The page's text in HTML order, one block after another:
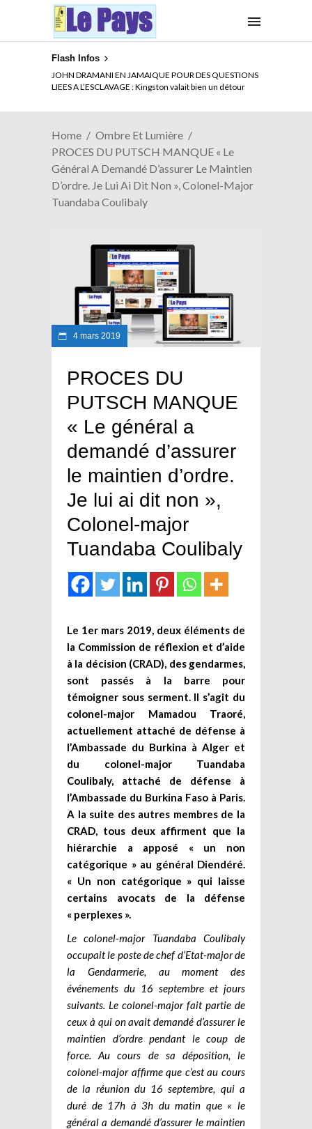
Flash Infos
ELECTION DE TALON A LA TETE DU SENAT BENINOIS :
Quand Patrice quitte le pouvoir sans partir !
Home
Ombre Et Lumière
PROCES DU PUTSCH MANQUE « Le
Général A Demandé D’assurer Le Maintien
D’ordre. Je Lui Ai Dit Non », Colonel-Major
Tuandaba Coulibaly
4 mars 2019
PROCES DU
PUTSCH MANQUE
« Le général a
demandé d’assurer
le maintien d’ordre.
Je lui ai dit non »,
Colonel-major
Tuandaba Coulibaly
Le 1er mars 2019, deux éléments de
la Commission de réflexion et d’aide
à la décision (CRAD), des gendarmes,
sont passés à la barre pour
témoigner sous serment. Il s’agit du
colonel-major Mamadou Traoré,
actuellement attaché de défense à
l’Ambassade du Burkina à Alger et
du colonel-major Tuandaba
Coulibaly, attaché de défense à
l’Ambassade du Burkina Faso à Paris.
A la suite des autres membres de la
CRAD, tous deux affirment que la
hiérarchie a apposé « un non
catégorique » au général Diendéré.
« Un non catégorique » qui laisse
certains avocats de la défense
« perplexes ».
Le colonel-major Tuandaba Coulibaly
occupait le poste de chef d’Etat-major de
la Gendarmerie, au moment des
événements du 16 septembre et jours
suivants. Le colonel-major fait partie de
ceux à qui on avait demandé d’assurer le
maintien d’ordre pendant le coup de
force. Au cours de sa déposition, le
colonel-major affirme que c’est au cours
de la réunion du 16 septembre, qui a
duré de 17h à 3h du matin que « le
général a demandé d’assurer le maintien